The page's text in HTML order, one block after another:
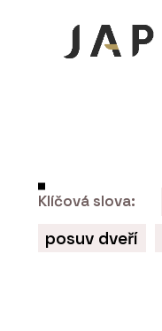
Klíčová slova:
posuv dveří